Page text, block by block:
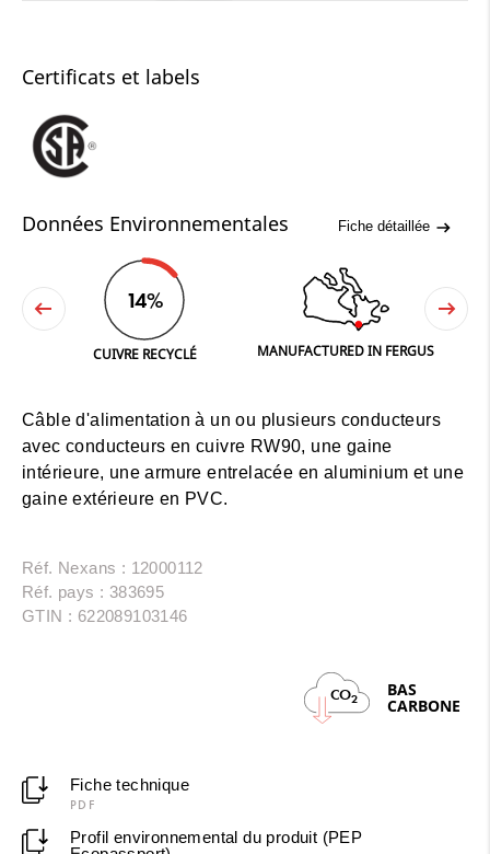
Certificats et labels
Données Environnementales Fiche détaillée
14%
CUIVRE RECYCLÉ MANUFACTURED IN FERGUS
Câble d'alimentation à un ou plusieurs conducteurs
avec conducteurs en cuivre RW90, une gaine
intérieure, une armure entrelacée en aluminium et une
gaine extérieure en PVC.
Réf. Nexans : 12000112
Réf. pays : 383695
GTIN : 622089103146
CO2 BAS
CARBONE
Fiche technique
PDF
Profil environnemental du produit (PEP